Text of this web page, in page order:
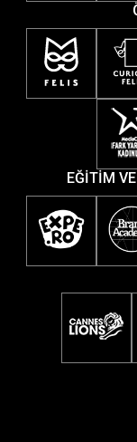
EĞİTİM